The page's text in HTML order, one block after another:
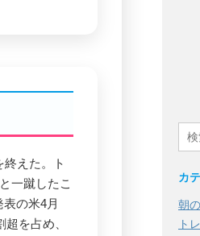
えた。ト
一蹴したこ
の米4月
を占め、
カ
朝
ト